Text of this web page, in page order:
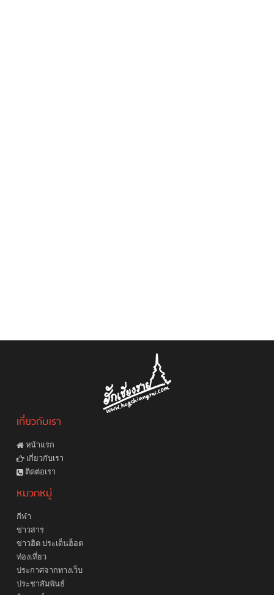
เกี่ยวกับเรา
หน้าแรก
เกี่ยวกับเรา
ติดต่อเรา
หมวดหมู่
กีฬา
ข่าวสาร
ข่าวฮิต ประเด็นฮ็อต
ท่องเที่ยว
ประกาศจากทางเว็บ
ประชาสัมพันธ์